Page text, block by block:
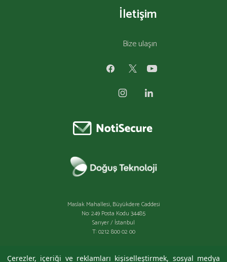
Çerezler, içeriği ve reklamları kişiselleştirmek, sosyal medya
İletişim
Bize ulaşın
Maslak Mahallesi, Büyükdere Caddesi
No: 249 Posta Kodu 34485
Sarıyer / İstanbul
T: 0212 800 02 00